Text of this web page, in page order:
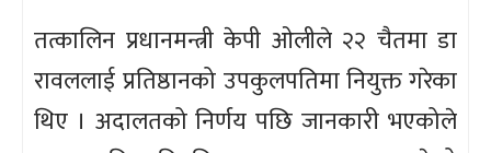
तत्कालिन प्रधानमन्त्री केपी ओलीले २२ चैतमा डा
रावललाई प्रतिष्ठानको उपकुलपतिमा नियुक्त गरेका
थिए । अदालतको निर्णय पछि जानकारी भएकोले